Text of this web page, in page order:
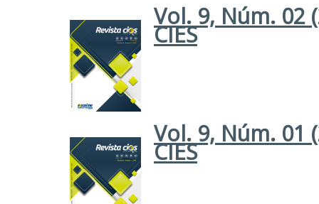
Vol. 9, Núm. 02
CIES
Vol. 9, Núm. 01
CIES